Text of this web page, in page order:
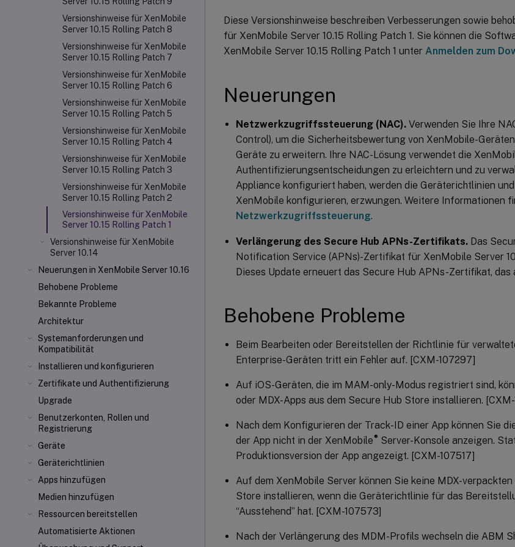
Versionshinweise für XenMobile
Server 10.15 Rolling Patch 8
Versionshinweise für XenMobile
Server 10.15 Rolling Patch 7
Versionshinweise für XenMobile
Server 10.15 Rolling Patch 6
Versionshinweise für XenMobile
Server 10.15 Rolling Patch 5
Versionshinweise für XenMobile
Server 10.15 Rolling Patch 4
Versionshinweise für XenMobile
Server 10.15 Rolling Patch 3
Versionshinweise für XenMobile
Server 10.15 Rolling Patch 2
Versionshinweise für XenMobile
Server 10.15 Rolling Patch 1
Versionshinweise für XenMobile
Server 10.14
Neuerungen in XenMobile Server 10.16
Behobene Probleme
Bekannte Probleme
Architektur
Systemanforderungen und
Kompatibilität
Installieren und konfigurieren
Zertifikate und Authentifizierung
Upgrade
Benutzerkonten, Rollen und
Registrierung
Geräte
Geräterichtlinien
Apps hinzufügen
Medien hinzufügen
Ressourcen bereitstellen
Automatisierte Aktionen
Diese Versionshinweise beschreiben Verbesserungen sowie
für XenMobile Server 10.15 Rolling Patch 1. Sie können die
XenMobile Server 10.15 Rolling Patch 1 unter Anmelden zum
Neuerungen
Netzwerkzugriffssteuerung (NAC). Verwenden Sie Ihre
Control), um die Sicherheitsbewertung von XenMobile-
Geräte zu erweitern. Ihre NAC-Lösung verwendet die
Authentifizierungsentscheidungen zu erleichtern und zu
Appliance konfiguriert haben, werden die Geräterichtlinien
XenMobile konfigurieren, erzwungen. Weitere Informationen
Netzwerkzugriffssteuerung.
Verlängerung des Secure Hub APNs-Zertifikats. Das
Notification Service (APNs)-Zertifikat für XenMobile Server
Dieses Update erneuert das Secure Hub APNs-Zertifikat, das
Behobene Probleme
Beim Bearbeiten oder Bereitstellen der Richtlinie für
Enterprise-Geräten tritt ein Fehler auf. [CXM-107297]
Auf iOS-Geräten, die im MAM-only-Modus registriert sind,
oder MDX-Apps aus dem Secure Hub Store installieren. [CXM-
Nach dem Konfigurieren der Track-ID einer App können Sie
der App nicht in der XenMobile® Server-Konsole anzeigen.
Produktionsversion der App angezeigt. [CXM-107517]
Auf dem XenMobile Server können Sie keine MDX-
Store installieren, wenn die Geräterichtlinie für das
“Ausstehend” hat. [CXM-107573]
Nach der Verlängerung des MDM-Profils wechseln die ABM